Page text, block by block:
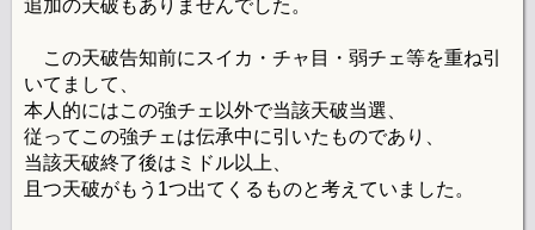
追加の天破もありませんでした。
この天破告知前にスイカ・チャ目・弱チェ等を重ね引
いてまして、
本人的にはこの強チェ以外で当該天破当選、
従ってこの強チェは伝承中に引いたものであり、
当該天破終了後はミドル以上、
且つ天破がもう1つ出てくるものと考えていました。